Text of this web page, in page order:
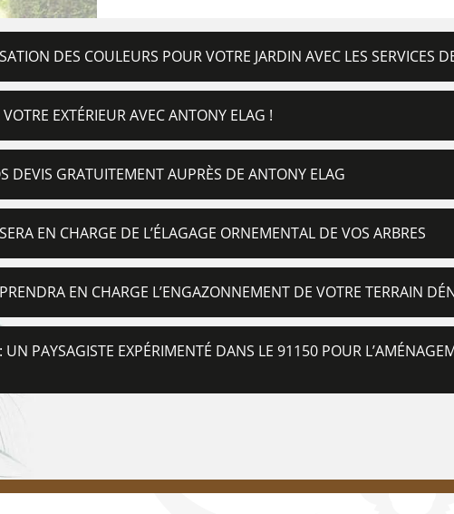
DES COULEURS POUR VOTRE JARDIN AVEC LES SERVICES
EXTÉRIEUR AVEC ANTONY ELAG !
DEVIS GRATUITEMENT AUPRÈS DE ANTONY ELAG
EN CHARGE DE L’ÉLAGAGE ORNEMENTAL DE VOS ARBRES
EN CHARGE L’ENGAZONNEMENT DE VOTRE TERRAIN
PAYSAGISTE EXPÉRIMENTÉ DANS LE 91150 POUR